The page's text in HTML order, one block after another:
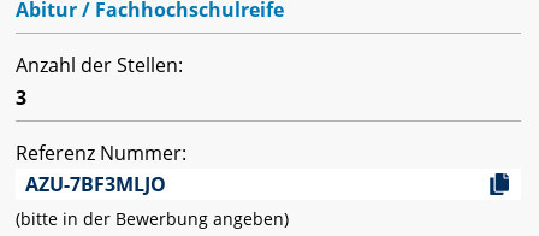
Abitur / Fachhochschulreife
Anzahl der Stellen:
3
Referenz Nummer:
AZU-7BF3MLJO
(bitte in der Bewerbung angeben)